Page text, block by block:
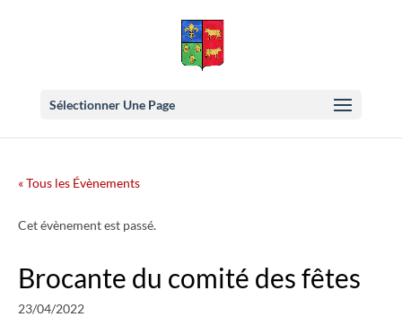
Sélectionner Une Page
« Tous les Évènements
Cet évènement est passé.
Brocante du comité des fêtes
23/04/2022